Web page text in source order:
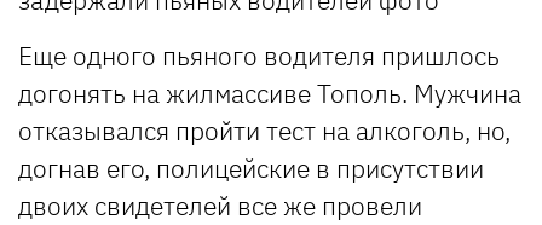
Еще одного пьяного водителя пришлось
догонять на жилмассиве Тополь. Мужчина
отказывался пройти тест на алкоголь, но,
догнав его, полицейские в присутствии
двоих свидетелей все же провели